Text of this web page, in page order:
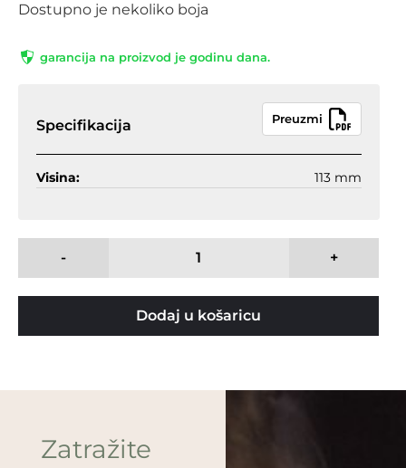
Dostupno je nekoliko boja
garancija na proizvod je godinu dana.
Specifikacija Preuzmi
Visina: 113 mm
- +
Dodaj u košaricu
Zatražite